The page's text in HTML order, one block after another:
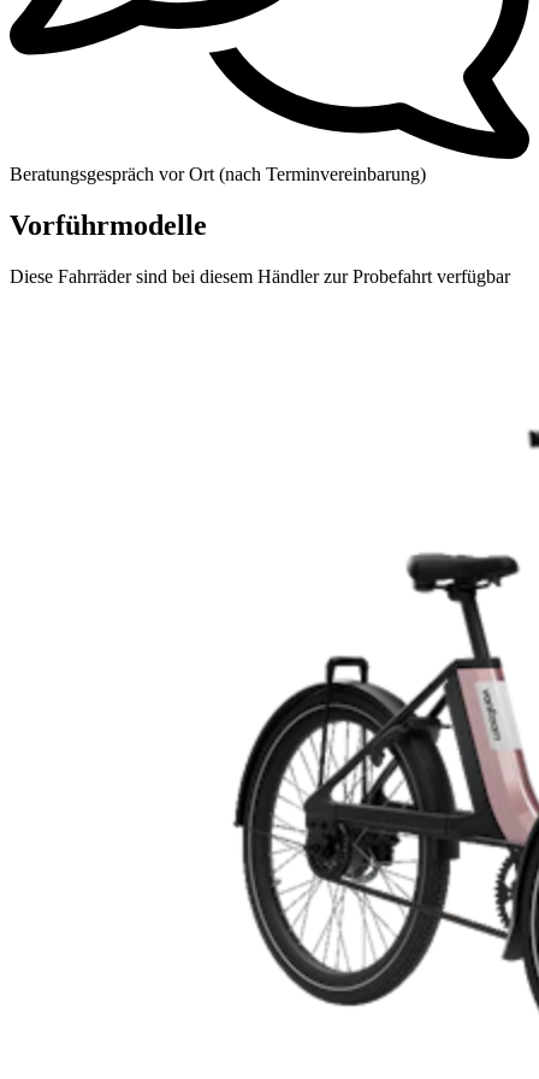
Beratungsgespräch vor Ort (nach Terminvereinbarung)
Vorführmodelle
Diese Fahrräder sind bei diesem Händler zur Probefahrt verfügbar